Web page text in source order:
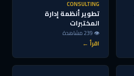
CONSULTING
تطوير أنظمة إدارة
المختبرات
👁 239 مشاهدة
اقرأ ←